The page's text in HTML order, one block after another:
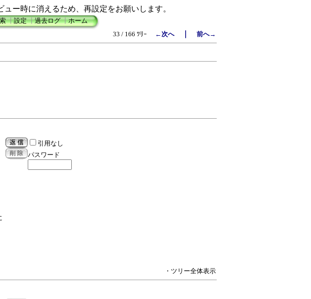
ー時に消えるため、再設定をお願いします。
┃設定┃過去ログ┃ホーム
33 / 166 ﾂﾘｰ
←次へ｜ 前へ→
引用なし
パスワード
・ツリー全体表示